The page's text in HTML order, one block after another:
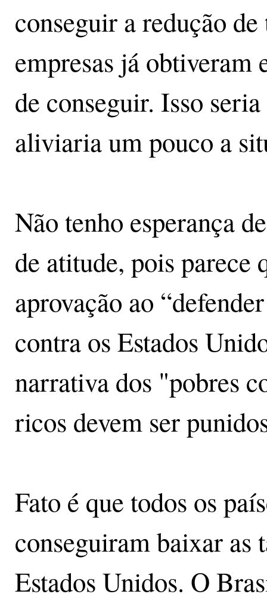
conseguir a redução
empresas já obtiveram
de conseguir. Isso
aliviaria um pouco a
Não tenho esperança
de atitude, pois parece
aprovação ao
contra os Estados
narrativa dos "pobres
ricos devem ser
Fato é que todos os
conseguiram baixar as
Estados Unidos. O